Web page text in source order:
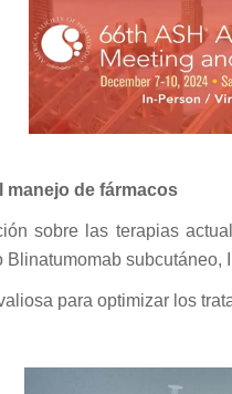
manejo de fármacos
sobre las terapias
Blinatumomab subcutáneo,
para optimizar los